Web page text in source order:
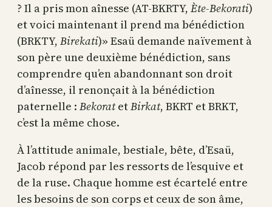
? Il a pris mon aînesse (AT-BKRTY, Ète-Bekorati)
et voici maintenant il prend ma bénédiction
(BRKTY, Birekati)» Esaü demande naïvement à
son père une deuxième bénédiction, sans
comprendre qu’en abandonnant son droit
d’aînesse, il renonçait à la bénédiction
paternelle : BekoratetBirkat, BKRT et BRKT,
c’est la même chose.
À l’attitude animale, bestiale, bête, d’Esaü,
Jacob répond par les ressorts de l’esquive et
de la ruse. Chaque homme est écartelé entre
les besoins de son corps et ceux de son âme,